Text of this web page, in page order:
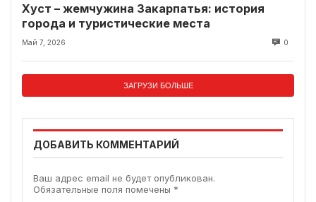
Хуст – жемчужина Закарпатья: история
города и туристические места
Май 7, 2026 0
ЗАГРУЗИ БОЛЬШЕ
ДОБАВИТЬ КОММЕНТАРИЙ
Ваш адрес email не будет опубликован.
Обязательные поля помечены *